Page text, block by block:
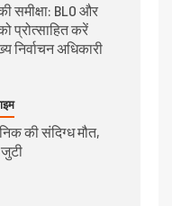
समीक्षा: BLO और
प्रोत्साहित करें
निर्वाचन अधिकारी
की संदिग्ध मौत,